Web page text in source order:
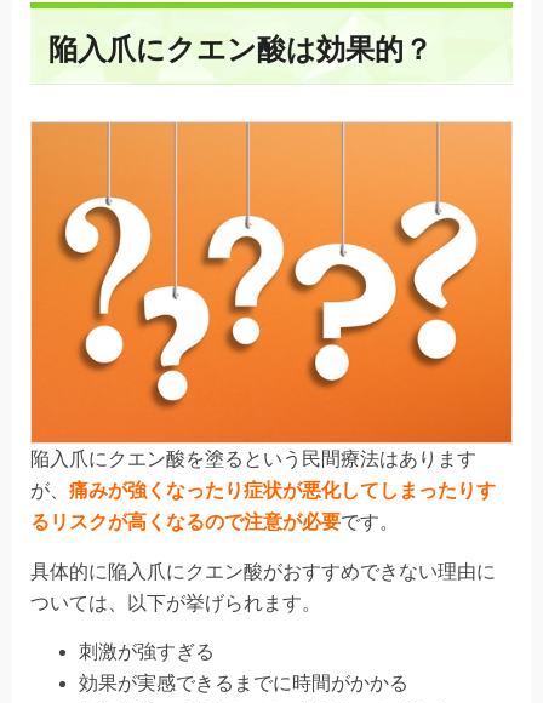
陥入爪にクエン酸は効果的？
陥入爪にクエン酸を塗るという民間療法はあります
が、 痛みが強くなったり症状が悪化してしまったりす
るリスクが高くなるので注意が必要です。
具体的に陥入爪にクエン酸がおすすめできない理由に
ついては、以下が挙げられます。
刺激が強すぎる
効果が実感できるまでに時間がかかる